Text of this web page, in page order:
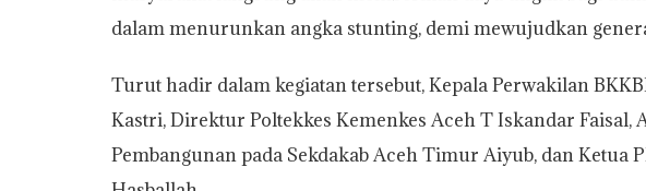
dalam menurunkan angka stunting, demi mewujudkan
Turut hadir dalam kegiatan tersebut, Kepala Perwakilan
Kastri, Direktur Poltekkes Kemenkes Aceh T Iskandar Faisal,
Pembangunan pada Sekdakab Aceh Timur Aiyub, dan Ketua